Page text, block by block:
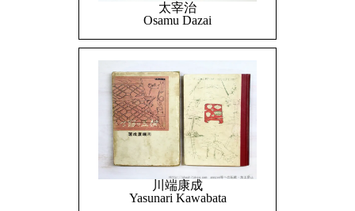
太宰治
Osamu Dazai
川端康成
Yasunari Kawabata